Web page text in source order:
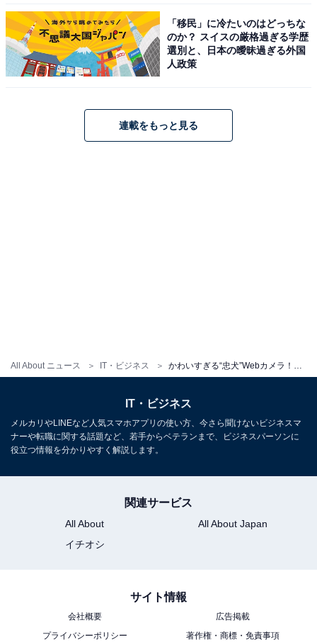
All About ニュース IT・ビジネス
左からホワイト、ピンク、ブラウン。いずれも税込4378円
カラーはホワイト、ピンク、ブラウンの3色。店頭ほ
か、Amazonや楽天などネット通販でも販売中です。
「移民」に冷たいのはどっちな
のか？ スイスの厳格過ぎる学歴
選別と、日本の曖昧過ぎる外国
人政策
連載をもっと見る
IT・ビジネス
メルカリやLINEなど人気スマホアプリの使い方、今さら聞けないビジネスマ
ナーや転職に関する話題など、若手からベテランまで、ビジネスパーソンに
役立つ情報を分かりやすく解説します。
関連サービス
All About
All About Japan
イチオシ
サイト情報
会社概要
広告掲載
プライバシーポリシー
著作権・商標・免責事項